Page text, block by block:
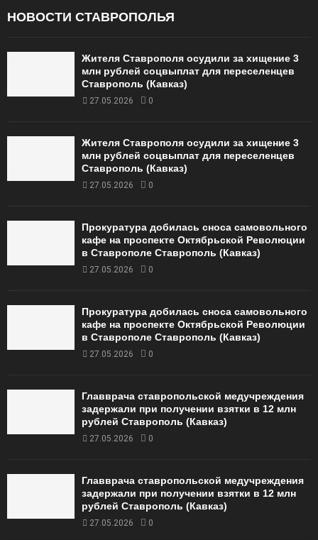
НОВОСТИ СТАВРОПОЛЬЯ
Жителя Ставрополя осудили за хищение 3
млн рублей соцвыплат для переселенцев
Ставрополь (Кавказ)
27.05.2026 0
Жителя Ставрополя осудили за хищение 3
млн рублей соцвыплат для переселенцев
Ставрополь (Кавказ)
27.05.2026 0
Прокуратура добилась сноса самовольного
кафе на проспекте Октябрьской Революции
в Ставрополе Ставрополь (Кавказ)
27.05.2026 0
Прокуратура добилась сноса самовольного
кафе на проспекте Октябрьской Революции
в Ставрополе Ставрополь (Кавказ)
27.05.2026 0
Главврача ставропольской медучреждения
задержали при получении взятки в 12 млн
рублей Ставрополь (Кавказ)
27.05.2026 0
Главврача ставропольской медучреждения
задержали при получении взятки в 12 млн
рублей Ставрополь (Кавказ)
27.05.2026 0